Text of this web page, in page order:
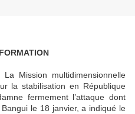
Mission multidimensionnelle
la stabilisation en République
fermement l’attaque dont
le 18 janvier, a indiqué le